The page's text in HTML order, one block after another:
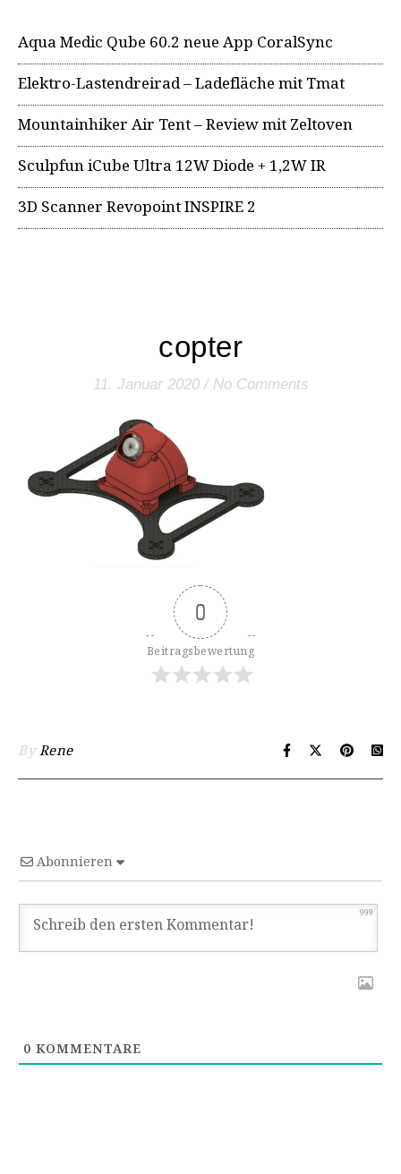
Aqua Medic Qube 60.2 neue App CoralSync
Elektro-Lastendreirad – Ladefläche mit Tmat
Mountainhiker Air Tent – Review mit Zeltoven
Sculpfun iCube Ultra 12W Diode + 1,2W IR
3D Scanner Revopoint INSPIRE 2
copter
11. Januar 2020 / No Comments
0
Beitragsbewertung
ByRene
Abonnieren
999
0 KOMMENTARE